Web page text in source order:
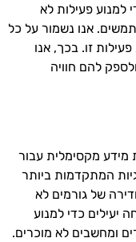
למנוע פעילות לא
אנו נשמור על כל
זו. בכך, אנו
להם חוויה
מידע מקסימלית עבור
המתקדמות ביותר
של גורמים לא
יעילים כדי למנוע
ומחשבים לא מוכרים.